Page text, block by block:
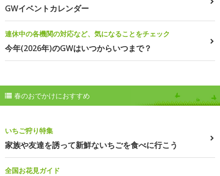
GWイベントカレンダー
連休中の各機関の対応など、気になることをチェック
今年(2026年)のGWはいつからいつまで？
春のおでかけにおすすめ
いちご狩り特集
家族や友達を誘って新鮮ないちごを食べに行こう
全国お花見ガイド